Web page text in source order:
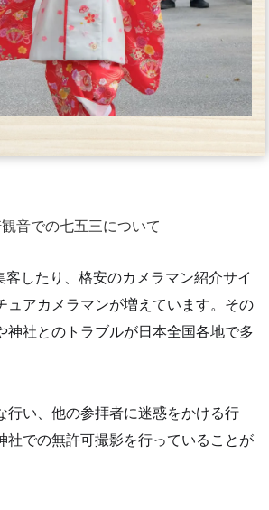
音での七五三について
客したり、格安のカメラマン紹介サイ
ュアカメラマンが増えています。その
神社とのトラブルが日本全国各地で多
行い、他の参拝者に迷惑をかける行
社での無許可撮影を行っていることが